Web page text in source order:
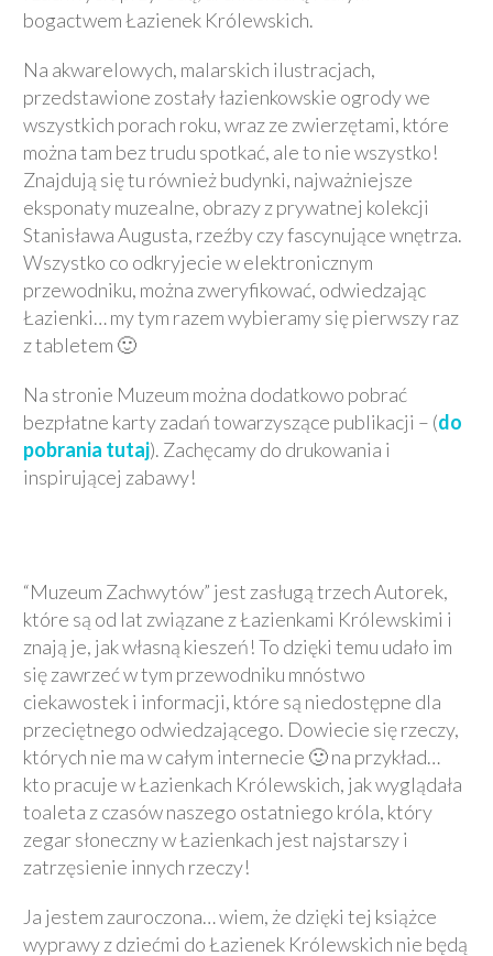
bogactwem Łazienek Królewskich.
Na akwarelowych, malarskich ilustracjach,
przedstawione zostały łazienkowskie ogrody we
wszystkich porach roku, wraz ze zwierzętami, które
można tam bez trudu spotkać, ale to nie wszystko!
Znajdują się tu również budynki, najważniejsze
eksponaty muzealne, obrazy z prywatnej kolekcji
Stanisława Augusta, rzeźby czy fascynujące wnętrza.
Wszystko co odkryjecie w elektronicznym
przewodniku, można zweryfikować, odwiedzając
Łazienki… my tym razem wybieramy się pierwszy raz
z tabletem 🙂
Na stronie Muzeum można dodatkowo pobrać
bezpłatne karty zadań towarzyszące publikacji – (do
pobrania tutaj). Zachęcamy do drukowania i
inspirującej zabawy!
“Muzeum Zachwytów” jest zasługą trzech Autorek,
które są od lat związane z Łazienkami Królewskimi i
znają je, jak własną kieszeń! To dzięki temu udało im
się zawrzeć w tym przewodniku mnóstwo
ciekawostek i informacji, które są niedostępne dla
przeciętnego odwiedzającego. Dowiecie się rzeczy,
których nie ma w całym internecie 🙂 na przykład…
kto pracuje w Łazienkach Królewskich, jak wyglądała
toaleta z czasów naszego ostatniego króla, który
zegar słoneczny w Łazienkach jest najstarszy i
zatrzęsienie innych rzeczy!
Ja jestem zauroczona… wiem, że dzięki tej książce
wyprawy z dziećmi do Łazienek Królewskich nie będą